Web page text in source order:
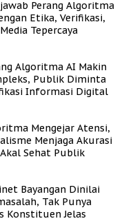
Perang Algoritma
Etika, Verifikasi,
Tepercaya
Algoritma AI Makin
Publik Diminta
Informasi Digital
Mengejar Atensi,
Menjaga Akurasi
Sehat Publik
Bayangan Dinilai
Tak Punya
Konstituen Jelas